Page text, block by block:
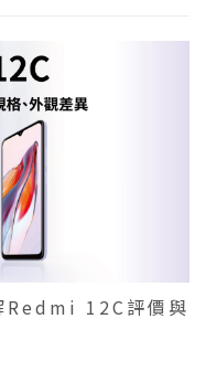
Redmi 12C評價與